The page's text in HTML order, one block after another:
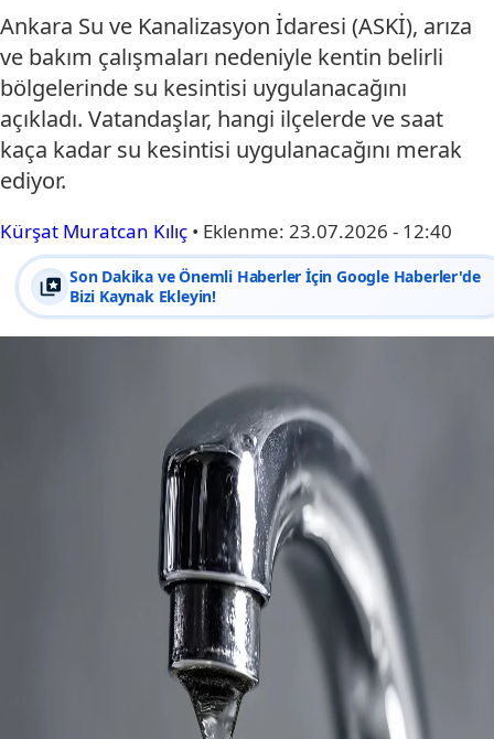
Ankara Su ve Kanalizasyon İdaresi (ASKİ), arıza
ve bakım çalışmaları nedeniyle kentin belirli
bölgelerinde su kesintisi uygulanacağını
açıkladı. Vatandaşlar, hangi ilçelerde ve saat
kaça kadar su kesintisi uygulanacağını merak
ediyor.
Kürşat Muratcan Kılıç • Eklenme: 23.07.2026 - 12:40
Son Dakika ve Önemli Haberler İçin Google Haberler'de
Bizi Kaynak Ekleyin!